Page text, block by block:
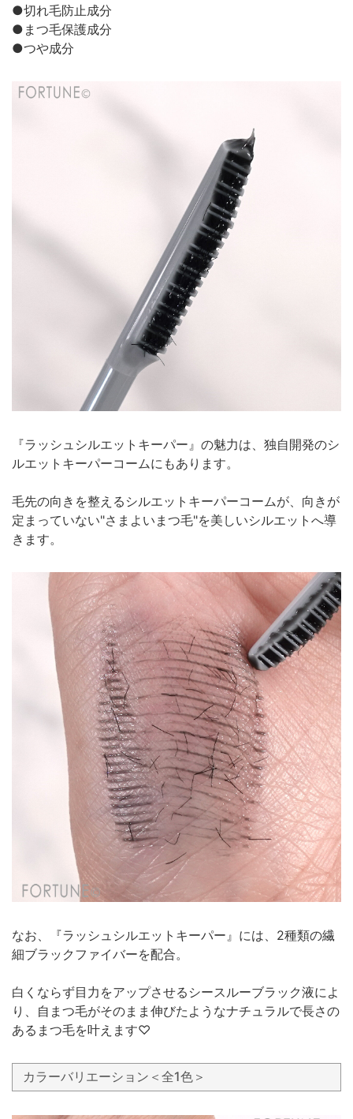
●切れ毛防止成分
●まつ毛保護成分
●つや成分
『ラッシュシルエットキーパー』の魅力は、独自開発のシ
ルエットキーパーコームにもあります。
毛先の向きを整えるシルエットキーパーコームが、向きが
定まっていない"さまよいまつ毛"を美しいシルエットへ導
きます。
なお、『ラッシュシルエットキーパー』には、2種類の繊
細ブラックファイバーを配合。
白くならず目力をアップさせるシースルーブラック液によ
り、自まつ毛がそのまま伸びたようなナチュラルで長さの
あるまつ毛を叶えます♡
カラーバリエーション＜全1色＞